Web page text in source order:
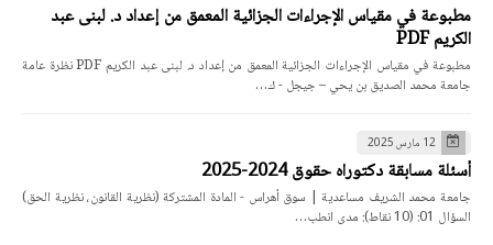
مطبوعة في مقياس الإجراءات الجزائية المعمق من إعداد د. لبنى عبد
الكريم PDF
مطبوعة في مقياس الإجراءات الجزائية المعمق من إعداد د. لبنى عبد الكريم PDF نظرة عامة
جامعة محمد الصديق بن يحي – جيجل - ك…
12 مارس 2025
أسئلة مسابقة دكتوراه حقوق 2024-2025
جامعة محمد الشريف مساعدية | سوق أهراس - المادة المشتركة (نظرية القانون، نظرية الحق)
السؤال 01: (10 نقاط): مدى انطب…